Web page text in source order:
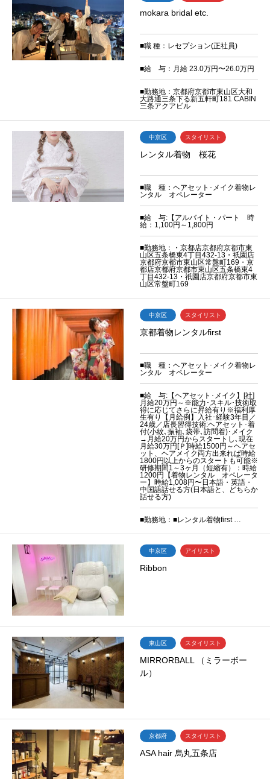
mokara bridal etc.
■職 種：レセプション(正社員)
■給 与：月給 23.0万円〜26.0万円
■勤務地：京都府京都市東山区大和
大路通三条下る新五軒町181 CABIN
三条アクアビル
中京区 スタイリスト
レンタル着物 桜花
■職 種：ヘアセット･メイク着物レ
ンタル オペレーター
■給 与:【アルバイト・パート 時
給：1,100円～1,800円
■勤務地：・京都店京都府京都市東
山区五条橋東4丁目432-13・祇園店
京都府京都市東山区常盤町169・京
都店京都府京都市東山区五条橋東4
丁目432-13・祇園店京都府京都市東
山区常盤町169
中京区 スタイリスト
京都着物レンタルfirst
■職 種：ヘアセット･メイク着物レ
ンタル オペレーター
■給 与:【ヘアセット･メイク】[社]
月給20万円～※能力･スキル･技術取
得に応じてさらに昇給有り※福利厚
生有り【月給例】入社･経験3年目／
24歳／店長習得技術:ヘアセット･着
付(小紋､振袖､袋帯､訪問着)･メイク
→月給20万円からスタートし､現在
月給30万円[Ｐ]時給1500円～ヘアセ
ット、ヘアメイク両方出来れば時給
1800円以上からのスタートも可能※
研修期間1～3ヶ月（短縮有）：時給
1200円【着物レンタル オペレータ
ー】時給1,008円〜日本語・英語・
中国語話せる方(日本語と、どちらか
話せる方)
■勤務地：■レンタル着物first …
中京区 アイリスト
Ribbon
東山区 スタイリスト
MIRRORBALL （ミラーボー
ル）
京都府 スタイリスト
ASA hair 烏丸五条店